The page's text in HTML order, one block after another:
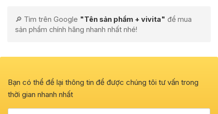
🔎 Tìm trên Google "Tên sản phẩm + vivita" để mua
sản phẩm chính hãng nhanh nhất nhé!
Bạn có thể để lại thông tin để được chúng tôi tư vấn trong
thời gian nhanh nhất